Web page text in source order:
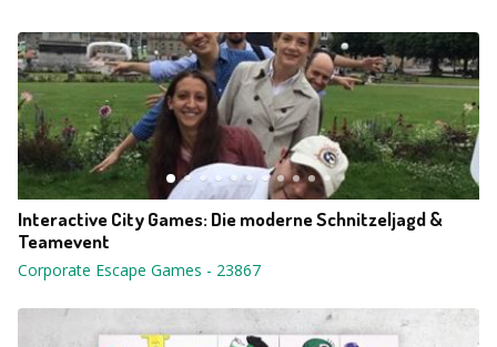
Interactive City Games: Die moderne Schnitzeljagd &
Teamevent
Corporate Escape Games - 23867